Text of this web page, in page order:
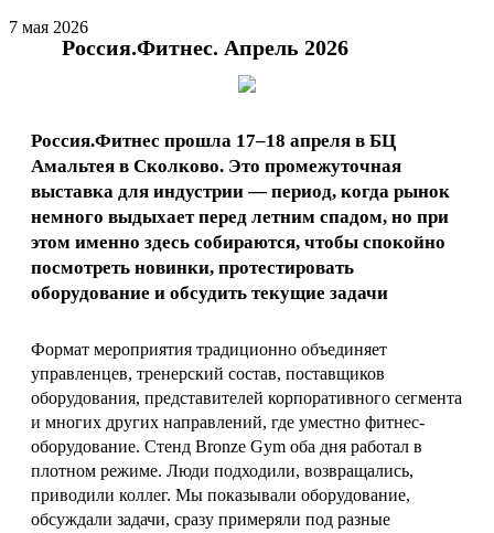
7 мая 2026
Россия.Фитнес. Апрель 2026
Россия.Фитнес прошла 17–18 апреля в БЦ
Амальтея в Сколково. Это промежуточная
выставка для индустрии — период, когда рынок
немного выдыхает перед летним спадом, но при
этом именно здесь собираются, чтобы спокойно
посмотреть новинки, протестировать
оборудование и обсудить текущие задачи
Формат мероприятия традиционно объединяет
управленцев, тренерский состав, поставщиков
оборудования, представителей корпоративного сегмента
и многих других направлений, где уместно фитнес-
оборудование. Стенд Bronze Gym оба дня работал в
плотном режиме. Люди подходили, возвращались,
приводили коллег. Мы показывали оборудование,
обсуждали задачи, сразу примеряли под разные